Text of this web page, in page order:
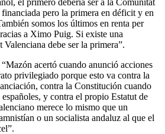
pero la primera en déficit y en
somos los últimos en renta per
a Ximo Puig. Si existe una
debe ser la primera”.
acertó cuando anunció acciones
privilegiado porque esto va contra la
contra la Constitución cuando
y contra el propio Estatut de
merece lo mismo que un
o un socialista andaluz al que el